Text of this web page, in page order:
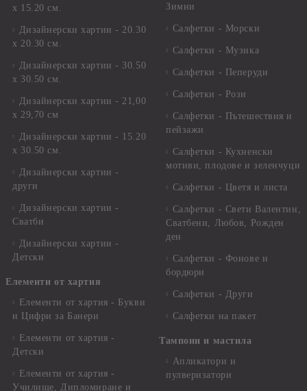
х 15.20 см.
Дизайнерски хартии - 20.30
х 20.30 см.
Дизайнерски хартии - 30.50
х 30.50 см.
Дизайнерски хартии - 21,00
х 29,70 см
Дизайнерски хартии - 15.20
x 30.50 см.
Дизайнерски хартии -
други
Дизайнерски хартии -
Сватби
Дизайнерски хартии -
Детски
Елементи от хартия
Елементи от хартия - Букви
и Цифри за Банери
Елементи от хартия -
Детски
Елементи от хартия -
Училище, Дипломиране и
Зимни
Салфетки - Морски
Салфетки - Музика
Салфетки - Пеперуди
Салфетки - Рози
Салфетки - Пътешествия и
пейзажи
Салфетки - Кухненски
мотиви, плодове и зеленчуци
Салфетки - Цветя и листа
Салфетки - Свети Валентин,
Сватбени, Любов, Рожден
ден
Салфетки - Фонове и
бордюри
Салфетки - Други
Салфетки на пакет
Тампони и мастила
Апликатори и
пулверизатори